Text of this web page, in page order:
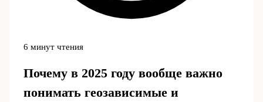
6 минут чтения
Почему в 2025 году вообще важно
понимать геозависимые и